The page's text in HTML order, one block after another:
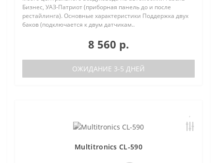
Бизнес, УАЗ-Патриот (приборная панель до и после
рестайлинга). Основные характеристики Поддержка двух
баков (подключается к двум датчикам..
8 560 р.
ОЖИДАНИЕ 3-5 ДНЕЙ
Multitronics CL-590